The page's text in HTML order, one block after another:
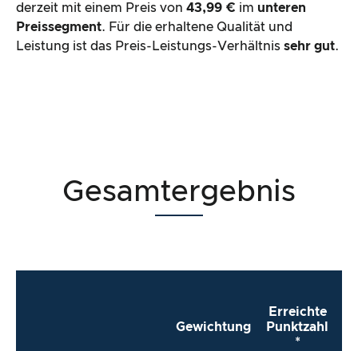
derzeit mit einem Preis von 43,99 € im unteren
Preissegment. Für die erhaltene Qualität und
Leistung ist das Preis-Leistungs-Verhältnis sehr gut.
Gesamtergebnis
Gewichtung
Erreichte
Punktzahl
*